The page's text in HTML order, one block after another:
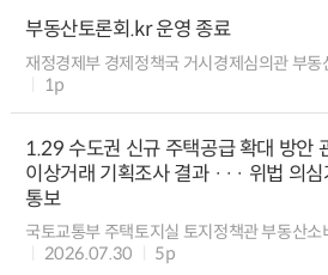
부동산토론회.kr 운영 종료
재정경제부 경제정책국 거시경제심의관 부동
1p
1.29 수도권 신규 주택공급 확대 방안
이상거래 기획조사 결과 ··· 위법 의
통보
국토교통부 주택토지실 토지정책관 부동산
2026.07.30
5p